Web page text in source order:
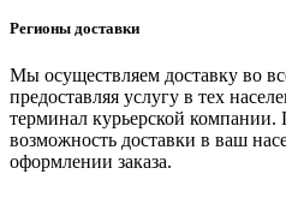
Регионы доставки
Мы осуществляем доставку во
предоставляя услугу в тех
терминал курьерской компании.
возможность доставки в ваш
оформлении заказа.